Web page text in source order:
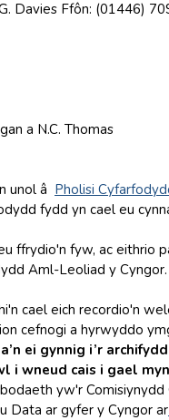
Davies Ffôn: (01446)
a N.C. Thomas
unol â Pholisi
fydd yn cael eu
ffrydio'n fyw, ac eithrio
Aml-Leoliad y Cyngor.
cael eich recordio'n
cefnogi a hyrwyddo
ei gynnig i’r
i wneud cais i gael
yw'r
Data ar gyfer y Cyngor ar